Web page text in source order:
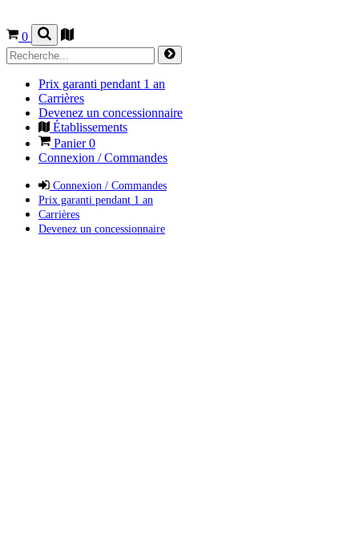
0
Prix garanti pendant 1 an
Carrières
Devenez un concessionnaire
Établissements
Panier0
Connexion / Commandes
Connexion / Commandes
Prix garanti pendant 1 an
Carrières
Devenez un concessionnaire